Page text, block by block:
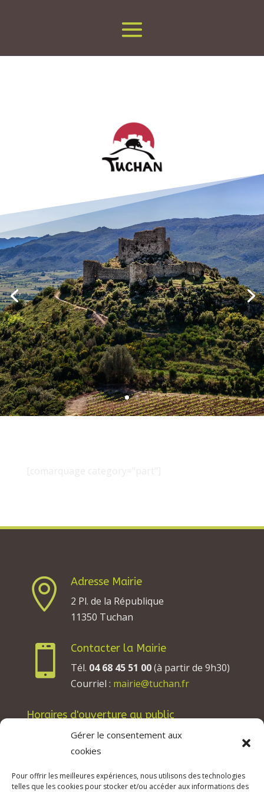
Gérer le consentement aux
cookies
Pour offrir les meilleures expériences, nous utilisons des technologies
telles que les cookies pour stocker et/ou accéder aux informations des

Adresse Mairie
2 Pl. de la République
11350 Tuchan

Contacter la Mairie
Tél. 04 68 45 51 00(à partir de 9h30)
Courriel : mairie@tuchan.fr
Horaires d'ouverture au public
Les lundis, mardis et jeudis : de 8h à 12h et de
13h30 à 17h30.
Les vendredis : de 8h à 12h.